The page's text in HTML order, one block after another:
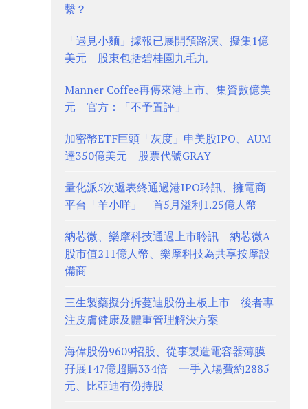
繫？
「遇見小麵」據報已展開預路演、擬集1億
美元 股東包括碧桂園九毛九
Manner Coffee再傳來港上市、集資數億美
元 官方：「不予置評」
加密幣ETF巨頭「灰度」申美股IPO、AUM
達350億美元 股票代號GRAY
量化派5次遞表終通過港IPO聆訊、擁電商
平台「羊小咩」 首5月溢利1.25億人幣
納芯微、樂摩科技通過上市聆訊 納芯微A
股市值211億人幣、樂摩科技為共享按摩設
備商
三生製藥擬分拆蔓迪股份主板上市 後者專
注皮膚健康及體重管理解決方案
海偉股份9609招股、從事製造電容器薄膜
孖展147億超購334倍 一手入場費約2885
元、比亞迪有份持股